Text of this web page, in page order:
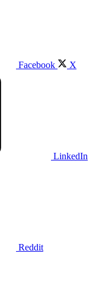
Facebook X
LinkedIn
Reddit